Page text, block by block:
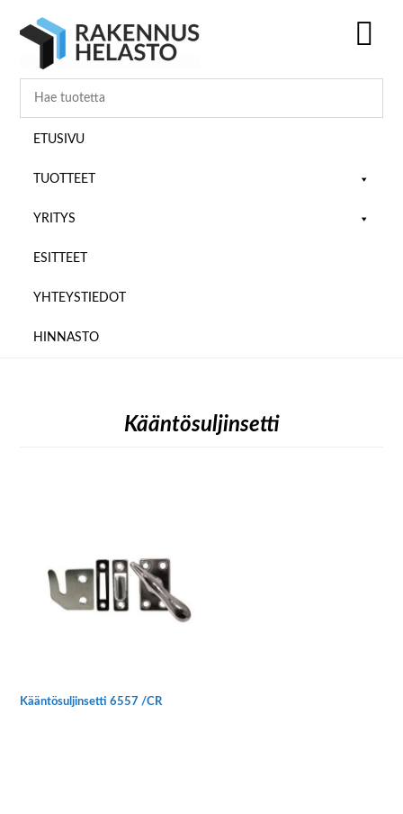
pääsisältöön
ensisijaiseen
alatunnisteeseen
ETUSIVU
TUOTTEET
YRITYS
ESITTEET
YHTEYSTIEDOT
HINNASTO
Kääntösuljinsetti
Kääntösuljinsetti 6557 /CR